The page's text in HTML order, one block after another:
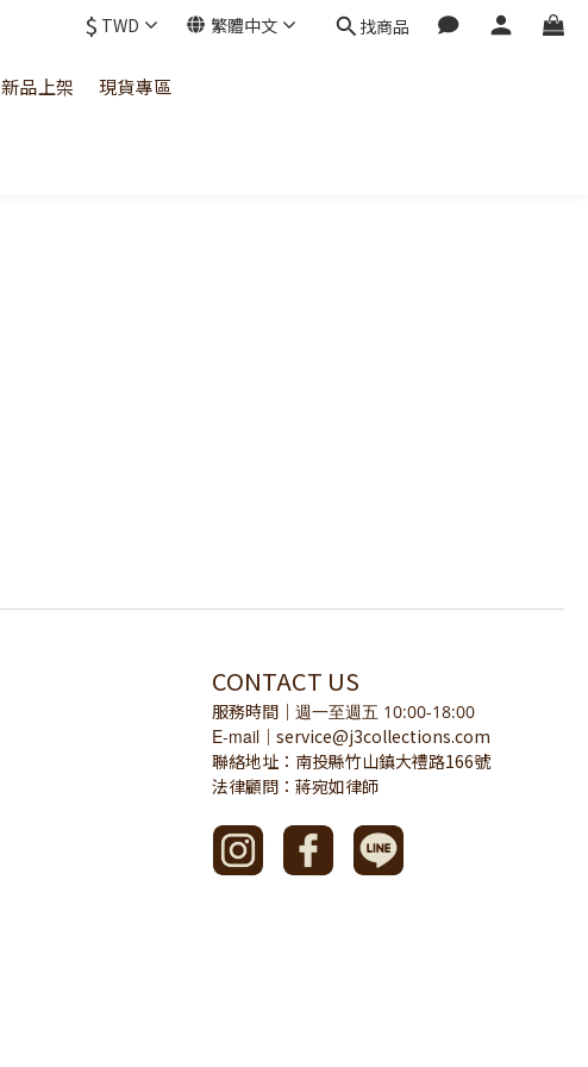
$ TWD 繁體中文 找商品
新品上架
現貨專區
CONTACT US
服務時間 ｜ 週一至週五 10:00-18:00
E-mail ｜ service@j3collections.com
聯絡地址：南投縣竹山鎮大禮路166號
法律顧問：蔣宛如律師